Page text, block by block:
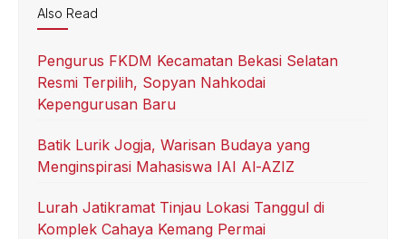
Also Read
Pengurus FKDM Kecamatan Bekasi Selatan
Resmi Terpilih, Sopyan Nahkodai
Kepengurusan Baru
Batik Lurik Jogja, Warisan Budaya yang
Menginspirasi Mahasiswa IAI Al-AZIZ
Lurah Jatikramat Tinjau Lokasi Tanggul di
Komplek Cahaya Kemang Permai